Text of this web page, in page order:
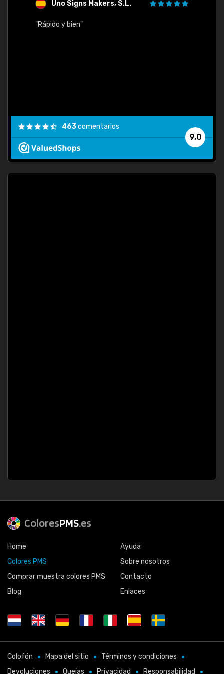
Uno Signs Makers, S.L.
"Rápido y bien"
9,0
463comentarios
ColoresPMS.es
Home
Colores PMS
Comprar muestra colores PMS
Blog
Ayuda
Sobre nosotros
Contacto
Enlaces
Colofón Mapa del sitio
Términos y condiciones
Devoluciones
Quejas Privacidad Responsabilidad